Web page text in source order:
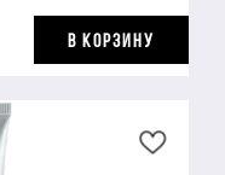
В КОРЗИНУ